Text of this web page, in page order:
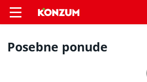
Posebne ponude - Konzum
Posebne ponude